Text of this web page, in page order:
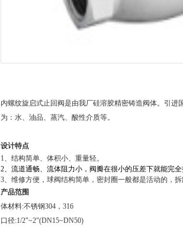
内螺纹旋启式止回阀是由我厂硅溶胶精密铸造阀体。引进
为：水、油品、蒸汽、酸性介质等。
设计特点
1、结构简单、体积小、重量轻。
2、流道通畅、流体阻力小，阀瓣在很小的压差下就能完
3、维修方便，球阀结构简单，密封圈一般都是活动的，
产品范围
体材料:不锈钢304，316
口径:1/2"~2"(DN15~DN50)